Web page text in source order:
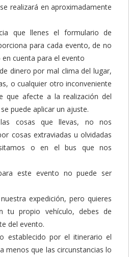
realizará en aproximadamente
que llenes el formulario de
para cada evento, de no
cuenta para el evento
dinero por mal clima del lugar,
o cualquier otro inconveniente
que afecte a la realización del
puede aplicar un ajuste.
cosas que llevas, no nos
cosas extraviadas u olvidadas
o en el bus que nos
este evento no puede ser
expedición, pero quieres
tu propio vehículo, debes de
del evento.
establecido por el itinerario el
menos que las circunstancias lo